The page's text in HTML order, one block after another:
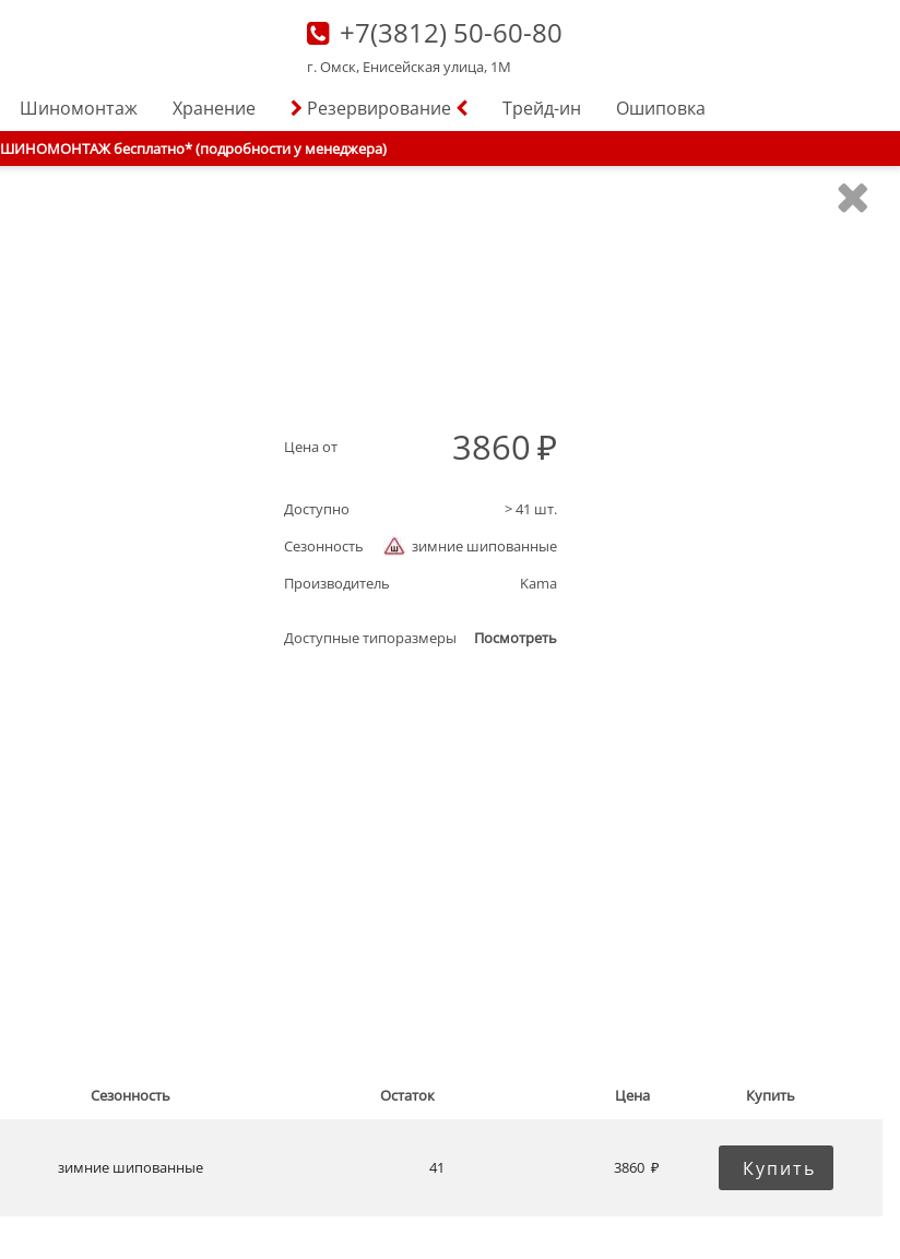
+7(3812) 50-60-80
г. Омск, Енисейская улица, 1М
Шиномонтаж Хранение Резервирование Трейд-ин Ошиповка
ШИНОМОНТАЖ бесплатно* (подробности у менеджера)
Цена от 3860
Доступно >41 шт.
Сезонность
зимние шипованные
Производитель
Kama
Доступные типоразмеры Посмотреть
Сезонность Остаток Цена Купить
зимние шипованные 41 3860 Купить